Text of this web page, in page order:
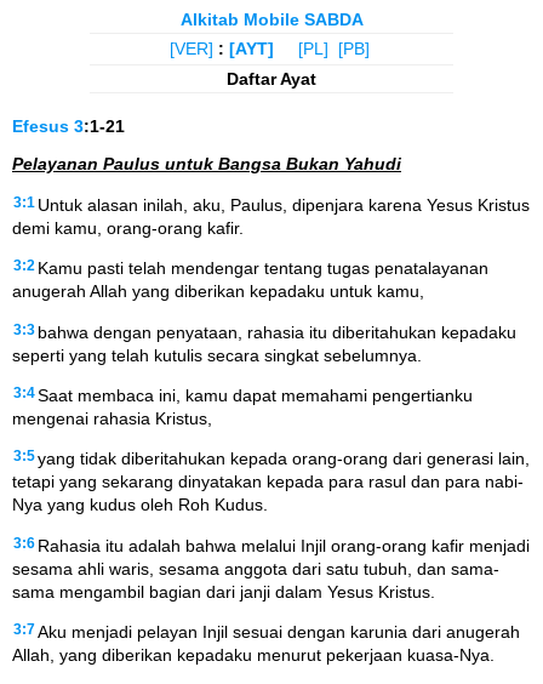
Alkitab Mobile SABDA
[VER] : [AYT] [PL]
[PB]
Daftar Ayat
Efesus 3:1-21
Pelayanan Paulus untuk Bangsa Bukan Yahudi
3:1 Untuk alasan inilah, aku, Paulus, dipenjara karena Yesus Kristus
demi kamu, orang-orang kafir.
3:2 Kamu pasti telah mendengar tentang tugas penatalayanan
anugerah Allah yang diberikan kepadaku untuk kamu,
3:3 bahwa dengan penyataan, rahasia itu diberitahukan kepadaku
seperti yang telah kutulis secara singkat sebelumnya.
3:4Saat membaca ini, kamu dapat memahami pengertianku
mengenai rahasia Kristus,
3:5yang tidak diberitahukan kepada orang-orang dari generasi lain,
tetapi yang sekarang dinyatakan kepada para rasul dan para nabi-
Nya yang kudus oleh Roh Kudus.
3:6 Rahasia itu adalah bahwa melalui Injil orang-orang kafir menjadi
sesama ahli waris, sesama anggota dari satu tubuh, dan sama-
sama mengambil bagian dari janji dalam Yesus Kristus.
3:7Aku menjadi pelayan Injil sesuai dengan karunia dari anugerah
Allah, yang diberikan kepadaku menurut pekerjaan kuasa-Nya.